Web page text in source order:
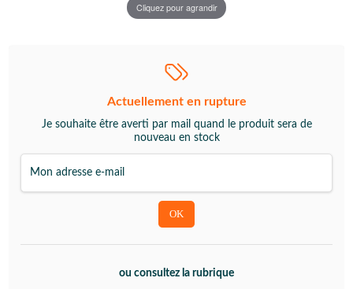
Cliquez pour agrandir
Actuellement en rupture
Je souhaite être averti par mail quand le produit sera de
nouveau en stock
ou consultez la rubrique